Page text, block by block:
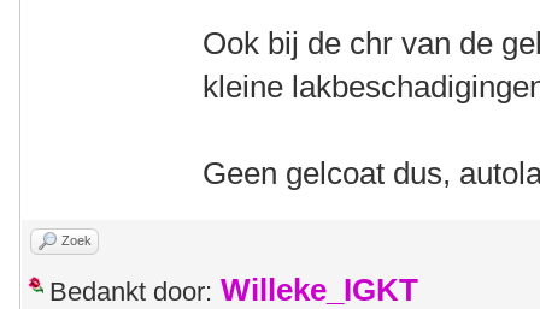
Ook bij de chr van de
kleine
Geen gelcoat dus,
Zoek
Bedankt door: Willeke_IGKT